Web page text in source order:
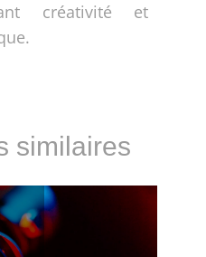
créativité et
similaires